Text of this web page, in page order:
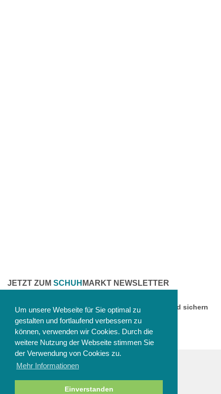
Um unsere Webseite für Sie optimal zu
gestalten und fortlaufend verbessern zu
können, verwenden wir Cookies. Durch die
weitere Nutzung der Webseite stimmen Sie
der Verwendung von Cookies zu.
Mehr Informationen
Einverstanden
JETZT ZUM SCHUH MARKT NEWSLETTER
Melden Sie sich jetzt zu unserem Newsletter an und sichern
Sie sich einen 10% Gutschein!
ZAHLUNGSARTEN